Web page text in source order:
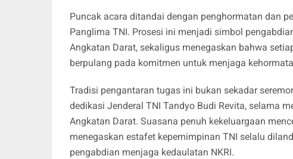
Puncak acara ditandai dengan penghormatan dan
Panglima TNI. Prosesi ini menjadi simbol
Angkatan Darat, sekaligus menegaskan bahwa
berpulang pada komitmen untuk menjaga
Tradisi pengantaran tugas ini bukan sekadar
dedikasi Jenderal TNI Tandyo Budi Revita, selama
Angkatan Darat. Suasana penuh kekeluargaan
menegaskan estafet kepemimpinan TNI selalu
pengabdian menjaga kedaulatan NKRI.